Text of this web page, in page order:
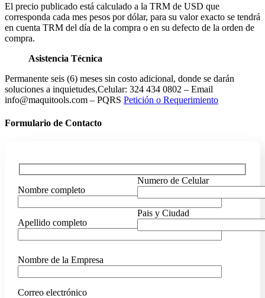
El precio publicado está calculado a la TRM de USD que
corresponda cada mes pesos por dólar, para su valor exacto se tendrá
en cuenta TRM del día de la compra o en su defecto de la orden de
compra.
Asistencia Técnica
Permanente seis (6) meses sin costo adicional, donde se darán
soluciones a inquietudes,Celular: 324 434 0802 – Email
info@maquitools.com – PQRS Petición o Requerimiento
Formulario de Contacto
Nombre completo
Apellido completo
Numero de Celular
Pais y Ciudad
Nombre de la Empresa
Correo electrónico